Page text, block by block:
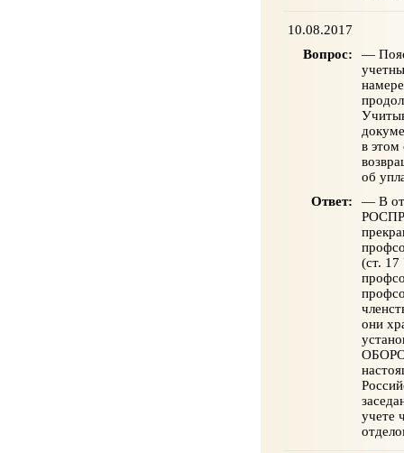
10.08.2017
Вопрос:
—
в этом
об
Ответ:
— В
(ст.
они
учете